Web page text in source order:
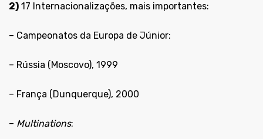
2) 17 Internacionalizações, mais importantes:
– Campeonatos da Europa de Júnior:
– Rússia (Moscovo), 1999
– França (Dunquerque), 2000
– Multinations: